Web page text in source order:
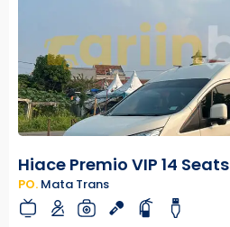
Hiace Premio VIP 14 Seats
PO. Mata Trans